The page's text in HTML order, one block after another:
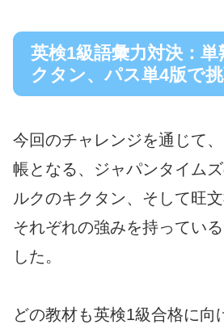
英検1級語彙力対決：単
クタン、パス単4版で挑
今回のチャレンジを通じて
帳となる、ジャパンタイム
ルクのキクタン、そして旺
それぞれの強みを持ってい
した。
どの教材も英検1級合格に向